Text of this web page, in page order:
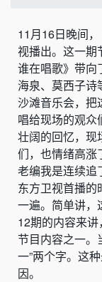
11月16日晚间
视播出。这一期
谁在唱歌》带向
海泉、莫西子诗
沙滩音乐会，把
唱给现场的观
壮阔的回忆，现
们，也情绪高涨
老编我是连续追
东方卫视首播的
一遍。简单讲，
12期的内容来
节目内容之一。
一”两个字。这
因。